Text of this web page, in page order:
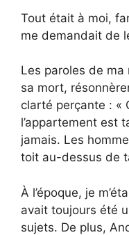
Tout était à moi,
me demandait de
Les paroles de
sa mort,
clarté perçante : «
l’appartement est
jamais. Les
toit au-dessus de
À l’époque, je
avait toujours été
sujets. De plus,